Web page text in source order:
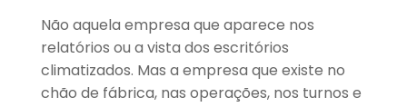
Não aquela empresa que aparece nos
relatórios ou a vista dos escritórios
climatizados. Mas a empresa que existe no
chão de fábrica, nas operações, nos turnos e